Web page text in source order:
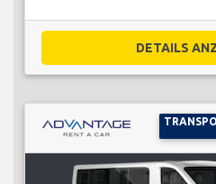
DETAILS